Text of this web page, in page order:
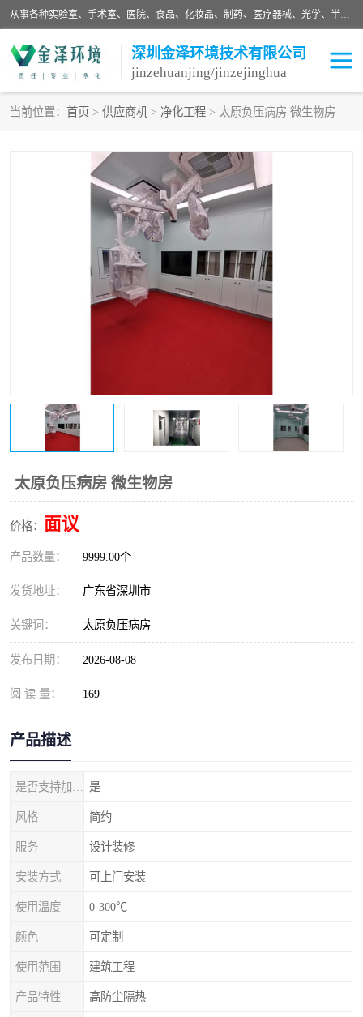
从事各种实验室、手术室、医院、食品、化妆品、制药、医疗器械、光学、半导体、精密电子等无尘车间行业的洁净车间装修设计、净化设备、恒温恒湿空调的设计制作与安装、净化系统工程项目施工及其技术支持服务。
深圳金泽环境技术有限公司
jinzehuanjing/jinzejinghua
当前位置： 首页 > 供应商机 > 净化工程 > 太原负压病房 微生物房
太原负压病房 微生物房
价格： 面议
产品数量： 9999.00个
发货地址： 广东省深圳市
关键词： 太原负压病房
发布日期： 2026-08-08
阅 读 量： 169
产品描述
是
风格 简约
服务 设计装修
安装方式 可上门安装
使用温度 0-300℃
颜色 可定制
使用范围 建筑工程
产品特性 高防尘隔热
实验室净化
GMP车间净化
医药车间净化 生命工程
食品饮料
洁净棚 百级